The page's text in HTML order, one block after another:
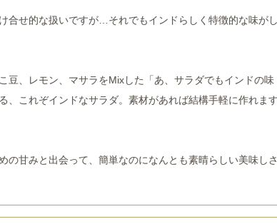
合せ的な扱いですが…それでもインドらしく特徴的な味がし
豆、レモン、マサラをMixした「あ、サラダでもインドの味
これぞインドなサラダ。素材があれば結構手軽に作れます
の甘みと出会って、簡単なのになんとも素晴らしい美味しさ